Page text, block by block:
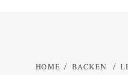
HOME / BACKEN /